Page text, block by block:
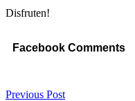
Disfruten!
Facebook Comments
Previous Post